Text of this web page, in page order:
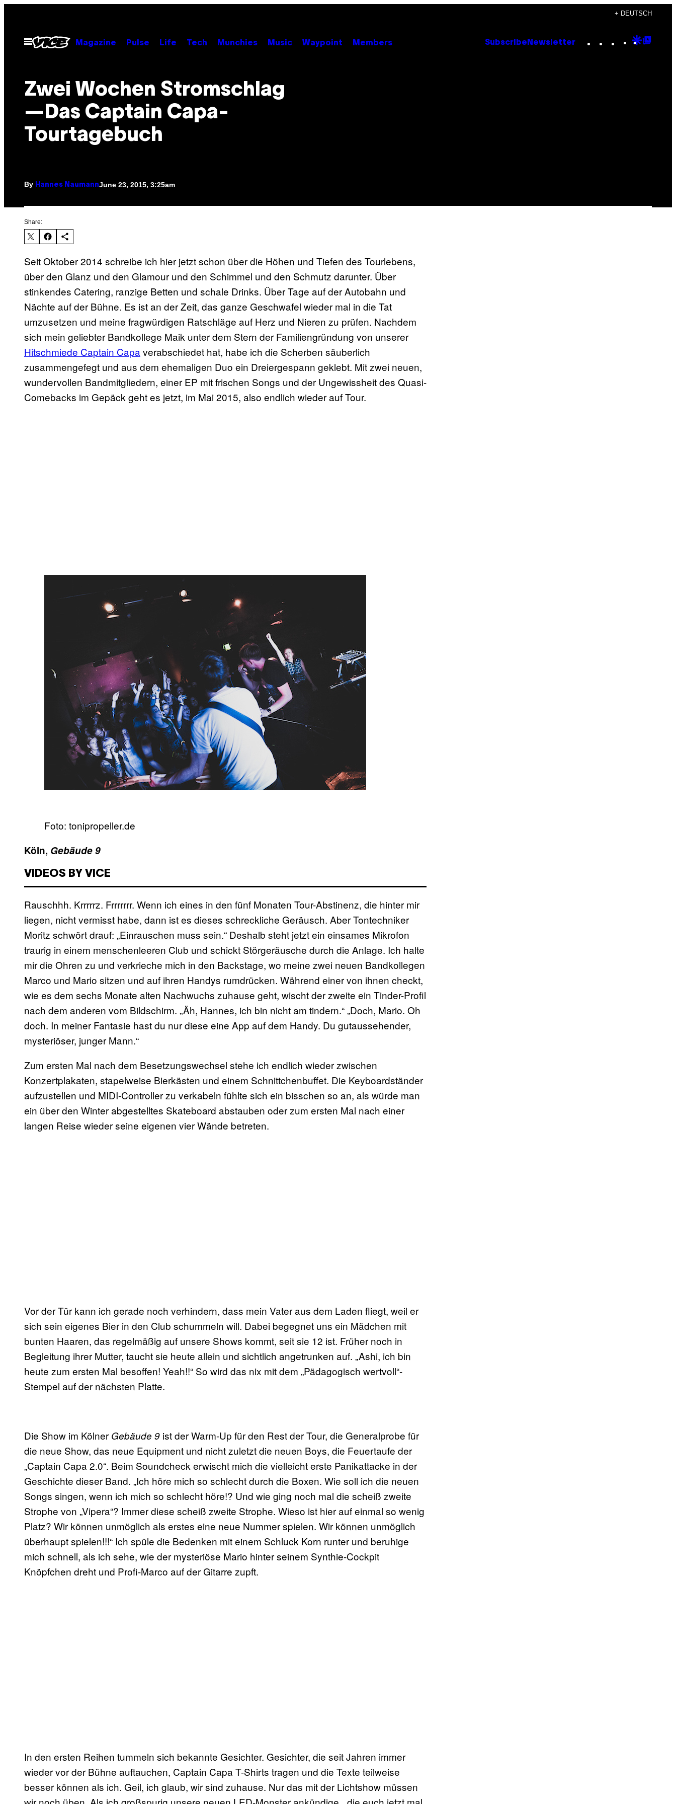
content
+ DEUTSCH
Open
Menu
Magazine Pulse Life Tech Munchies Music Waypoint Members Subscribe Newsletter Instagram
TikTok
YouTube
Google
Zwei Wochen Stromschlag
—Das Captain Capa-
Tourtagebuch
By Hannes NaumannJune 23, 2015, 3:25am
Share:
Seit Oktober 2014 schreibe ich hier jetzt schon über die Höhen und Tiefen des Tourlebens,
über den Glanz und den Glamour und den Schimmel und den Schmutz darunter. Über
stinkendes Catering, ranzige Betten und schale Drinks. Über Tage auf der Autobahn und
Nächte auf der Bühne. Es ist an der Zeit, das ganze Geschwafel wieder mal in die Tat
umzusetzen und meine fragwürdigen Ratschläge auf Herz und Nieren zu prüfen. Nachdem
sich mein geliebter Bandkollege Maik unter dem Stern der Familiengründung von unserer
Hitschmiede Captain Capa verabschiedet hat, habe ich die Scherben säuberlich
zusammengefegt und aus dem ehemaligen Duo ein Dreiergespann geklebt. Mit zwei neuen,
wundervollen Bandmitgliedern, einer EP mit frischen Songs und der Ungewissheit des Quasi-
Comebacks im Gepäck geht es jetzt, im Mai 2015, also endlich wieder auf Tour.
Foto: tonipropeller.de
Köln, Gebäude 9
VIDEOS BY VICE
Rauschhh. Krrrrrz. Frrrrrrr. Wenn ich eines in den fünf Monaten Tour-Abstinenz, die hinter mir
liegen, nicht vermisst habe, dann ist es dieses schreckliche Geräusch. Aber Tontechniker
Moritz schwört drauf: „Einrauschen muss sein.“ Deshalb steht jetzt ein einsames Mikrofon
traurig in einem menschenleeren Club und schickt Störgeräusche durch die Anlage. Ich halte
mir die Ohren zu und verkrieche mich in den Backstage, wo meine zwei neuen Bandkollegen
Marco und Mario sitzen und auf ihren Handys rumdrücken. Während einer von ihnen checkt,
wie es dem sechs Monate alten Nachwuchs zuhause geht, wischt der zweite ein Tinder-Profil
nach dem anderen vom Bildschirm. „Äh, Hannes, ich bin nicht am tindern.“ „Doch, Mario. Oh
doch. In meiner Fantasie hast du nur diese eine App auf dem Handy. Du gutaussehender,
mysteriöser, junger Mann.“
Zum ersten Mal nach dem Besetzungswechsel stehe ich endlich wieder zwischen
Konzertplakaten, stapelweise Bierkästen und einem Schnittchenbuffet. Die Keyboardständer
aufzustellen und MIDI-Controller zu verkabeln fühlte sich ein bisschen so an, als würde man
ein über den Winter abgestelltes Skateboard abstauben oder zum ersten Mal nach einer
langen Reise wieder seine eigenen vier Wände betreten.
Vor der Tür kann ich gerade noch verhindern, dass mein Vater aus dem Laden fliegt, weil er
sich sein eigenes Bier in den Club schummeln will. Dabei begegnet uns ein Mädchen mit
bunten Haaren, das regelmäßig auf unsere Shows kommt, seit sie 12 ist. Früher noch in
Begleitung ihrer Mutter, taucht sie heute allein und sichtlich angetrunken auf. „Ashi, ich bin
heute zum ersten Mal besoffen! Yeah!!“ So wird das nix mit dem „Pädagogisch wertvoll“-
Stempel auf der nächsten Platte.
Die Show im Kölner Gebäude 9 ist der Warm-Up für den Rest der Tour, die Generalprobe für
die neue Show, das neue Equipment und nicht zuletzt die neuen Boys, die Feuertaufe der
„Captain Capa 2.0“. Beim Soundcheck erwischt mich die vielleicht erste Panikattacke in der
Geschichte dieser Band. „Ich höre mich so schlecht durch die Boxen. Wie soll ich die neuen
Songs singen, wenn ich mich so schlecht höre!? Und wie ging noch mal die scheiß zweite
Strophe von „Vipera“? Immer diese scheiß zweite Strophe. Wieso ist hier auf einmal so wenig
Platz? Wir können unmöglich als erstes eine neue Nummer spielen. Wir können unmöglich
überhaupt spielen!!!“ Ich spüle die Bedenken mit einem Schluck Korn runter und beruhige
mich schnell, als ich sehe, wie der mysteriöse Mario hinter seinem Synthie-Cockpit
Knöpfchen dreht und Profi-Marco auf der Gitarre zupft.
In den ersten Reihen tummeln sich bekannte Gesichter. Gesichter, die seit Jahren immer
wieder vor der Bühne auftauchen, Captain Capa T-Shirts tragen und die Texte teilweise
besser können als ich. Geil, ich glaub, wir sind zuhause. Nur das mit der Lichtshow müssen